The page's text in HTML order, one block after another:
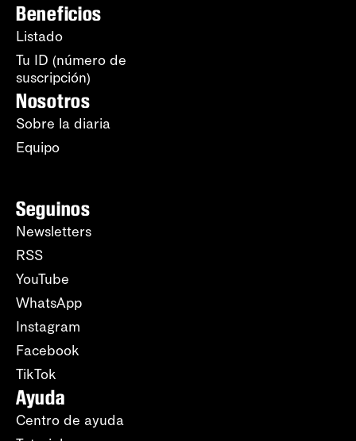
Beneficios
Listado
Tu ID (número de
suscripción)
Nosotros
Sobre la diaria
Equipo
Seguinos
Newsletters
RSS
YouTube
WhatsApp
Instagram
Facebook
TikTok
Ayuda
Centro de ayuda